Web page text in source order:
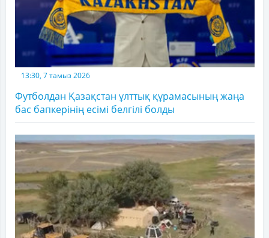
13:30, 7 тамыз 2026
Футболдан Қазақстан ұлттық құрамасының жаңа
бас бапкерінің есімі белгілі болды